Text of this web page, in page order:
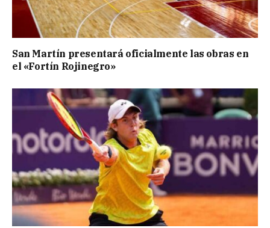
San Martín presentará oficialmente las obras en
el «Fortín Rojinegro»